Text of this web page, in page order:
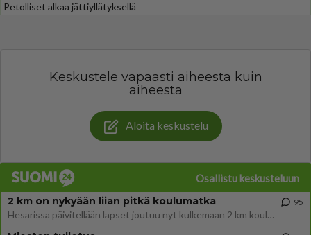
Petolliset alkaa jättiyllätyksellä
Keskustele vapaasti aiheesta kuin
aiheesta
Aloita keskustelu
Osallistu keskusteluun
2 km on nykyään liian pitkä koulumatka
Hesarissa päivitellään lapset joutuu nyt kulkemaan 2 km kouluun jösses. Ruostefillarilla tuo matka menee vaikka miten äk
95